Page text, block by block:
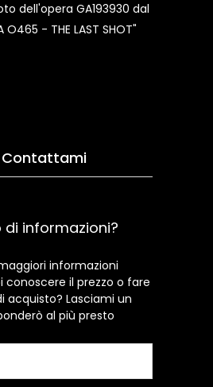
dell'opera GA193930 dal
O465 - THE LAST SHOT"
Contattami
di informazioni?
informazioni
conoscere il prezzo o fare
acquisto? Lasciami un
al più presto